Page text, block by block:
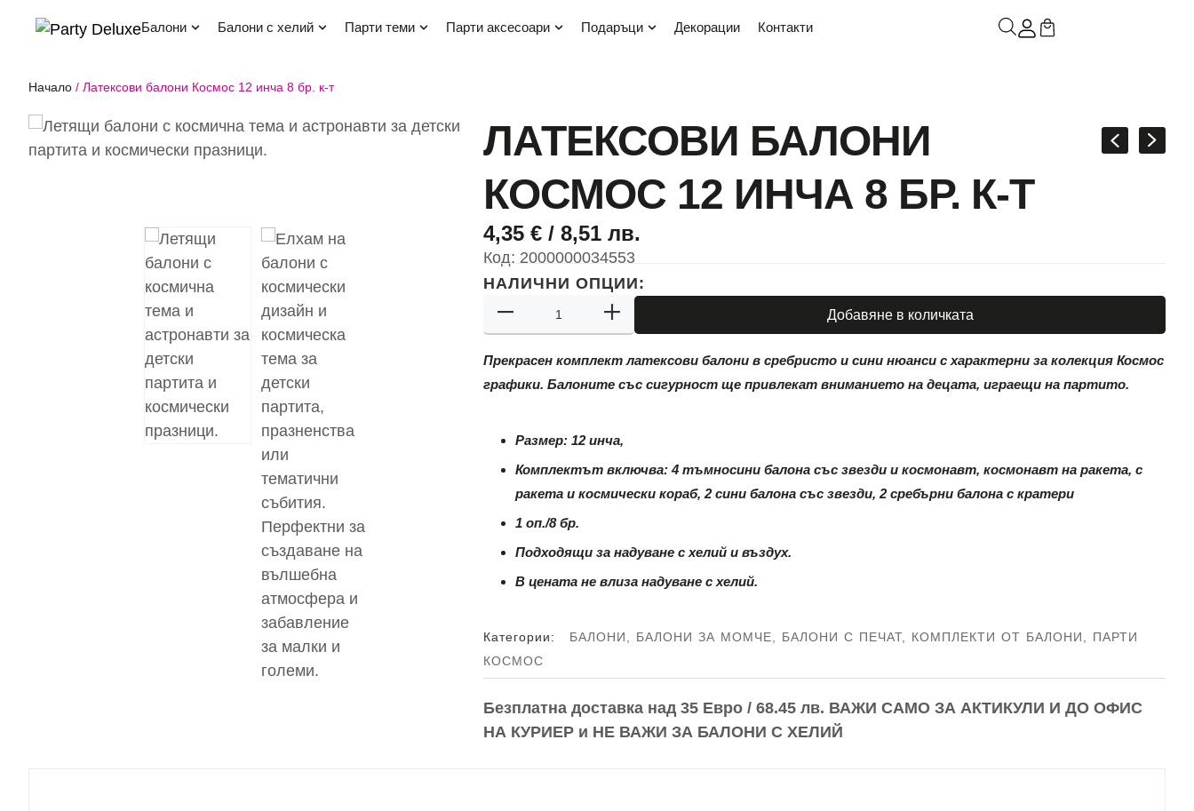
балони балони с хелий парти теми парти аксесоари подаръци декорации контакти
Начало / Латексови балони Космос 12 инча 8 бр. к-т
ЛАТЕКСОВИ БАЛОНИ
КОСМОС 12 ИНЧА 8 БР. К-Т
4,35 € / 8,51 лв.
Код: 2000000034553
НАЛИЧНИ ОПЦИИ:
Добавяне в количката
Прекрасен комплект латексови балони в сребристо и сини нюанси с характерни за колекция Космос
графики. Балоните със сигурност ще привлекат вниманието на децата, играещи на партито.
Размер: 12 инча,
Комплектът включва: 4 тъмносини балона със звезди и космонавт, космонавт на ракета, с
ракета и космически кораб, 2 сини балона със звезди, 2 сребърни балона с кратери
1 оп./8 бр.
Подходящи за надуване с хелий и въздух.
В цената не влиза надуване с хелий.
Категории: БАЛОНИ БАЛОНИ ЗА МОМЧЕ БАЛОНИ С ПЕЧАТ, КОМПЛЕКТИ ОТ БАЛОНИ
ПАРТИ
КОСМОС
Безплатна доставка над 35 Евро / 68.45 лв. ВАЖИ САМО ЗА АКТИКУЛИ И ДО ОФИС
НА КУРИЕР и НЕ ВАЖИ ЗА БАЛОНИ С ХЕЛИЙ